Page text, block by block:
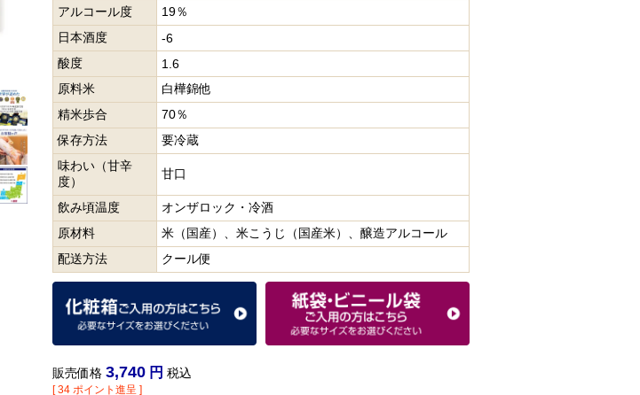
アルコール度
19％
日本酒度
-6
酸度
1.6
原料米
白樺錦他
精米歩合
70％
保存方法
要冷蔵
味わい（甘辛
度）
甘口
飲み頃温度
オンザロック・冷酒
原材料
米（国産）、米こうじ（国産米）、醸造アルコール
配送方法
クール便
販売価格 3,740 税込
[ 34 ポイント進呈 ]